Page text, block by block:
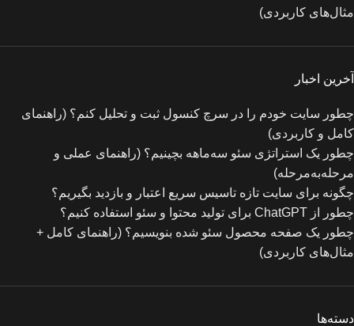
مثال‌های کاربردی)
آخرین اخبار
چطور سایت خودم را در سرچ کنسول ثبت و تحلیل کنم؟ (راهنمای
کامل و کاربردی)
چطور یک استراتژی سئو سه‌ماهه بچینیم؟ (راهنمای عملی و
مرحله‌به‌مرحله)
چگونه برای سایت تازه‌ تاسیس سریع اعتبار و بازدید بگیریم؟
چطور از ChatGPT برای تولید محتوا و سئو استفاده کنیم؟
چطور یک صفحه محصول سئو شده بنویسیم؟ (راهنمای کامل +
مثال‌های کاربردی)
دسته‌ها